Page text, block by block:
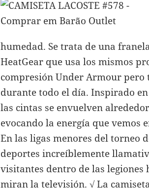
humedad. Se trata de una
HeatGear que usa los mismos
compresión Under Armour pero
durante todo el día. Inspirado
las cintas se envuelven
evocando la energía que vemos
En las ligas menores del torneo
deportes increíblemente
visitantes dentro de las
miran la televisión. √ La